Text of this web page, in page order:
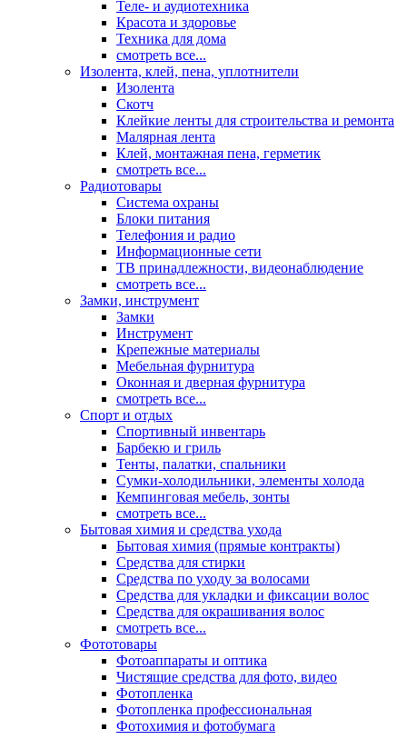
Теле- и аудиотехника
Красота и здоровье
Техника для дома
смотреть все...
Изолента, клей, пена, уплотнители
Изолента
Скотч
Клейкие ленты для строительства и ремонта
Малярная лента
Клей, монтажная пена, герметик
смотреть все...
Радиотовары
Система охраны
Блоки питания
Телефония и радио
Информационные сети
ТВ принадлежности, видеонаблюдение
смотреть все...
Замки, инструмент
Замки
Инструмент
Крепежные материалы
Мебельная фурнитура
Оконная и дверная фурнитура
смотреть все...
Спорт и отдых
Спортивный инвентарь
Барбекю и гриль
Тенты, палатки, спальники
Сумки-холодильники, элементы холода
Кемпинговая мебель, зонты
смотреть все...
Бытовая химия и средства ухода
Бытовая химия (прямые контракты)
Средства для стирки
Средства по уходу за волосами
Средства для укладки и фиксации волос
Средства для окрашивания волос
смотреть все...
Фототовары
Фотоаппараты и оптика
Чистящие средства для фото, видео
Фотопленка
Фотопленка профессиональная
Фотохимия и фотобумага